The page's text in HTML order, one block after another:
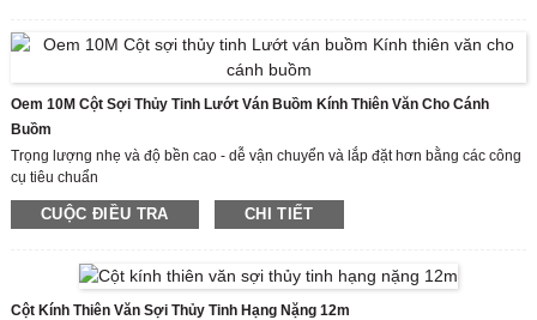
Thông thường, chúng tôi chỉ cung cấp cột sợi carbon. Nếu bạn cần, các bộ
phận khác cũng có sẵn, như ren gắn 5/8-11, v.v.
Oem 10M Cột Sợi Thủy Tinh Lướt Ván Buồm Kính Thiên Văn Cho Cánh
Buồm
Trọng lượng nhẹ và độ bền cao - dễ vận chuyển và lắp đặt hơn bằng các công
cụ tiêu chuẩn
Chống va đập - Thảm sợi thủy tinh phân phối tải trọng để tránh hư hỏng bề mặt
Chống ăn mòn - sẽ không bị thối hoặc rỉ sét, hấp thụ ít độ ẩm nhất
phận khác cũng có sẵn, như ren gắn 5/8-11, v.v.
CUỘC ĐIỀU TRA CHI TIẾT
Cột Kính Thiên Văn Sợi Thủy Tinh Hạng Nặng 12m